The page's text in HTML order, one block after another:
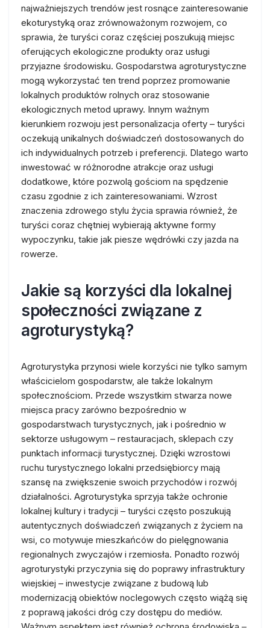
najważniejszych trendów jest rosnące zainteresowanie
ekoturystyką oraz zrównoważonym rozwojem, co
sprawia, że turyści coraz częściej poszukują miejsc
oferujących ekologiczne produkty oraz usługi
przyjazne środowisku. Gospodarstwa agroturystyczne
mogą wykorzystać ten trend poprzez promowanie
lokalnych produktów rolnych oraz stosowanie
ekologicznych metod uprawy. Innym ważnym
kierunkiem rozwoju jest personalizacja oferty – turyści
oczekują unikalnych doświadczeń dostosowanych do
ich indywidualnych potrzeb i preferencji. Dlatego warto
inwestować w różnorodne atrakcje oraz usługi
dodatkowe, które pozwolą gościom na spędzenie
czasu zgodnie z ich zainteresowaniami. Wzrost
znaczenia zdrowego stylu życia sprawia również, że
turyści coraz chętniej wybierają aktywne formy
wypoczynku, takie jak piesze wędrówki czy jazda na
rowerze.
Jakie są korzyści dla lokalnej
społeczności związane z
agroturystyką?
Agroturystyka przynosi wiele korzyści nie tylko samym
właścicielom gospodarstw, ale także lokalnym
społecznościom. Przede wszystkim stwarza nowe
miejsca pracy zarówno bezpośrednio w
gospodarstwach turystycznych, jak i pośrednio w
sektorze usługowym – restauracjach, sklepach czy
punktach informacji turystycznej. Dzięki wzrostowi
ruchu turystycznego lokalni przedsiębiorcy mają
szansę na zwiększenie swoich przychodów i rozwój
działalności. Agroturystyka sprzyja także ochronie
lokalnej kultury i tradycji – turyści często poszukują
autentycznych doświadczeń związanych z życiem na
wsi, co motywuje mieszkańców do pielęgnowania
regionalnych zwyczajów i rzemiosła. Ponadto rozwój
agroturystyki przyczynia się do poprawy infrastruktury
wiejskiej – inwestycje związane z budową lub
modernizacją obiektów noclegowych często wiążą się
z poprawą jakości dróg czy dostępu do mediów.